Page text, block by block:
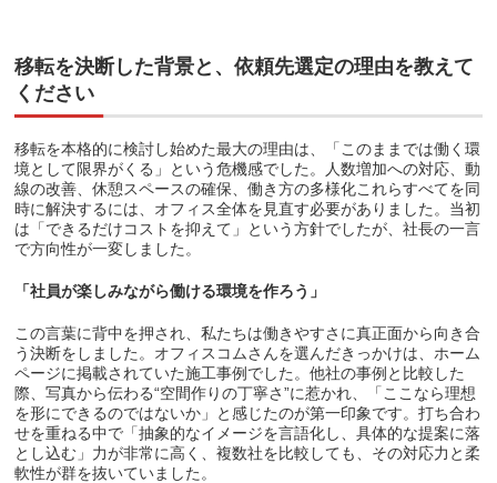
移転を決断した背景と、依頼先選定の理由を教えて
ください
移転を本格的に検討し始めた最大の理由は、「このままでは働く環
境として限界がくる」という危機感でした。人数増加への対応、動
線の改善、休憩スペースの確保、働き方の多様化これらすべてを同
時に解決するには、オフィス全体を見直す必要がありました。当初
は「できるだけコストを抑えて」という方針でしたが、社長の一言
で方向性が一変しました。
「社員が楽しみながら働ける環境を作ろう」
この言葉に背中を押され、私たちは働きやすさに真正面から向き合
う決断をしました。オフィスコムさんを選んだきっかけは、ホーム
ページに掲載されていた施工事例でした。他社の事例と比較した
際、写真から伝わる“空間作りの丁寧さ”に惹かれ、「ここなら理想
を形にできるのではないか」と感じたのが第一印象です。打ち合わ
せを重ねる中で「抽象的なイメージを言語化し、具体的な提案に落
とし込む」力が非常に高く、複数社を比較しても、その対応力と柔
軟性が群を抜いていました。